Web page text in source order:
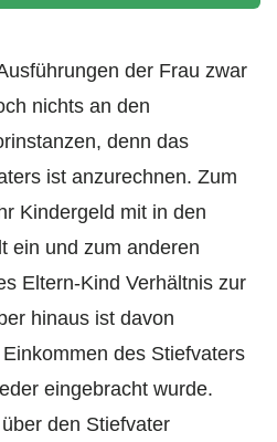
der Frau zwar
nichts an den
denn das
ist anzurechnen. Zum
Kindergeld mit in den
ein und zum anderen
Eltern-Kind Verhältnis zur
hinaus ist davon
des Stiefvaters
eingebracht wurde.
den Stiefvater